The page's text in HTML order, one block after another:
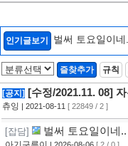
인기글보기 벌써 토요일이네..
즐찾추가 규칙
[공지] [수정/2021.11. 08]
츄잉 | 2021-08-11 [ 22849 / 2 ]
[잡담] 벌써 토요일이네..